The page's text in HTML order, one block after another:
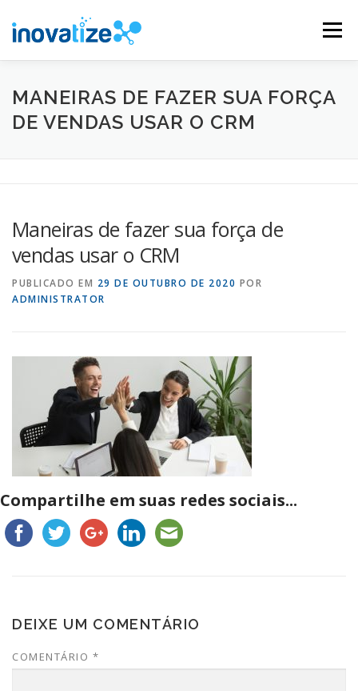
para
Menu
INOVATIZE MAUTIC INOVATIZE CRM
MANEIRAS DE FAZER SUA FORÇA
DE VENDAS USAR O CRM
Maneiras de fazer sua força de
vendas usar o CRM
PUBLICADO EM 29 DE OUTUBRO DE 2020 POR
ADMINISTRATOR
Compartilhe em suas redes sociais...
DEIXE UM COMENTÁRIO
COMENTÁRIO *